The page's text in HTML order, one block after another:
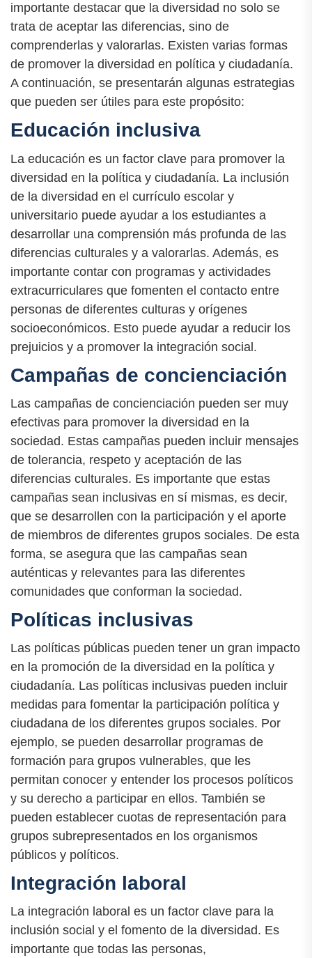
importante destacar que la diversidad no solo se
trata de aceptar las diferencias, sino de
comprenderlas y valorarlas. Existen varias formas
de promover la diversidad en política y ciudadanía.
A continuación, se presentarán algunas estrategias
que pueden ser útiles para este propósito:
Educación inclusiva
La educación es un factor clave para promover la
diversidad en la política y ciudadanía. La inclusión
de la diversidad en el currículo escolar y
universitario puede ayudar a los estudiantes a
desarrollar una comprensión más profunda de las
diferencias culturales y a valorarlas. Además, es
importante contar con programas y actividades
extracurriculares que fomenten el contacto entre
personas de diferentes culturas y orígenes
socioeconómicos. Esto puede ayudar a reducir los
prejuicios y a promover la integración social.
Campañas de concienciación
Las campañas de concienciación pueden ser muy
efectivas para promover la diversidad en la
sociedad. Estas campañas pueden incluir mensajes
de tolerancia, respeto y aceptación de las
diferencias culturales. Es importante que estas
campañas sean inclusivas en sí mismas, es decir,
que se desarrollen con la participación y el aporte
de miembros de diferentes grupos sociales. De esta
forma, se asegura que las campañas sean
auténticas y relevantes para las diferentes
comunidades que conforman la sociedad.
Políticas inclusivas
Las políticas públicas pueden tener un gran impacto
en la promoción de la diversidad en la política y
ciudadanía. Las políticas inclusivas pueden incluir
medidas para fomentar la participación política y
ciudadana de los diferentes grupos sociales. Por
ejemplo, se pueden desarrollar programas de
formación para grupos vulnerables, que les
permitan conocer y entender los procesos políticos
y su derecho a participar en ellos. También se
pueden establecer cuotas de representación para
grupos subrepresentados en los organismos
públicos y políticos.
Integración laboral
La integración laboral es un factor clave para la
inclusión social y el fomento de la diversidad. Es
importante que todas las personas,